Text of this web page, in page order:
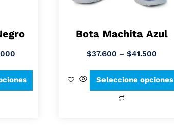
Bota Machita Azul
$37.600 – $41.500
Seleccione opciones